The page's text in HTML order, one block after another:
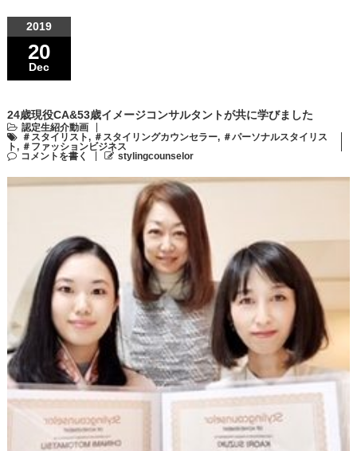
2019
20
Dec
24歳現役CA&53歳イメージコンサルタントが共に学びました
認定生紹介動画
＃スタイリスト, ＃スタイリングカウンセラー, ＃パーソナルスタイリス
ト, ＃ファッションビジネス
コメントを書く
stylingcounselor